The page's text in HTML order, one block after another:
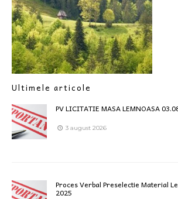
Ultimele articole
PV LICITATIE MASA LEMNOASA
3 august 2026
Proces Verbal Preselectie Material
2025